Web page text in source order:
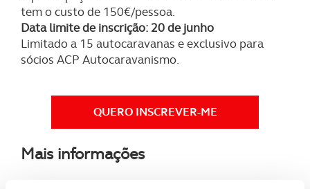
tem o custo de 150€/pessoa.
Data limite de inscrição: 20 de junho
Limitado a 15 autocaravanas e exclusivo para
sócios ACP Autocaravanismo.
QUERO INSCREVER-ME
Mais informações